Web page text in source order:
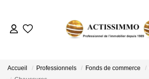
ACHETER
Accueil Professionnels Fonds de commerce